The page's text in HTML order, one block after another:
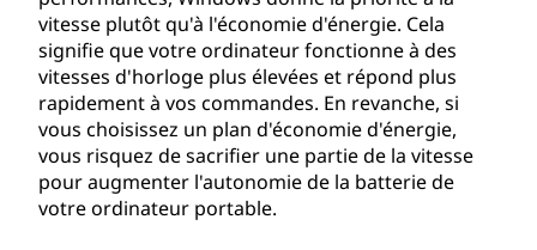
vitesse plutôt qu'à l'économie d'énergie. Cela
signifie que votre ordinateur fonctionne à des
vitesses d'horloge plus élevées et répond plus
rapidement à vos commandes. En revanche, si
vous choisissez un plan d'économie d'énergie,
vous risquez de sacrifier une partie de la vitesse
pour augmenter l'autonomie de la batterie de
votre ordinateur portable.